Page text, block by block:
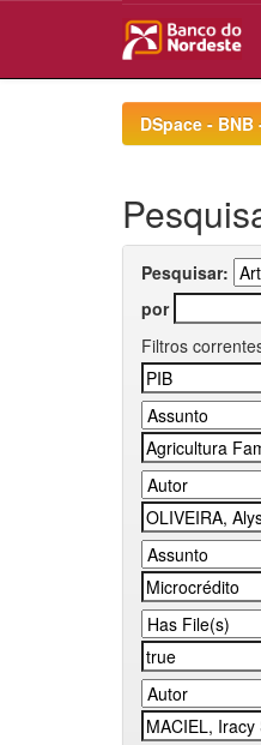
DSpace -
Pesquisar:
por
Filtros